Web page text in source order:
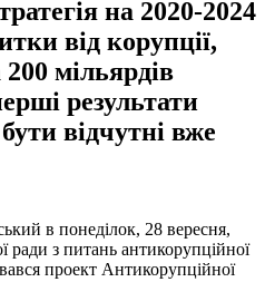
на 2020-2024
від корупції,
мільярдів
результати
відчутні вже
в понеділок, 28 вересня,
ради з питань антикорупційної
проект Антикорупційної